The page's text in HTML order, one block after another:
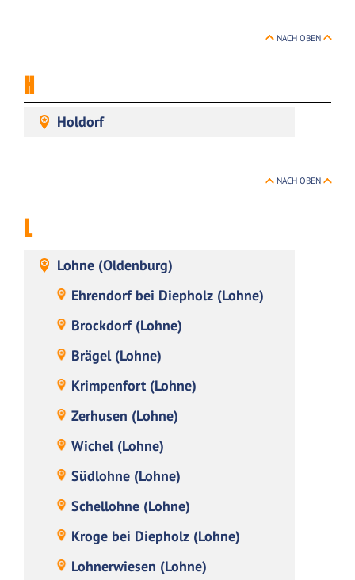
NACH OBEN
H
Holdorf
NACH OBEN
L
Lohne (Oldenburg)
Ehrendorf bei Diepholz (Lohne)
Brockdorf (Lohne)
Brägel (Lohne)
Krimpenfort (Lohne)
Zerhusen (Lohne)
Wichel (Lohne)
Südlohne (Lohne)
Schellohne (Lohne)
Kroge bei Diepholz (Lohne)
Lohnerwiesen (Lohne)